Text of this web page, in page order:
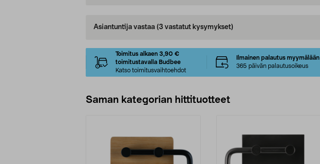
Asiantuntija vastaa (3 vastatut kysymykset)
Toimitus alkaen 3,90 €
toimitustavalla Budbee
Katso toimitusvaihtoehdot
Ilmainen palautus myymälään
365 päivän palautusoikeus
Saman kategorian hittituotteet